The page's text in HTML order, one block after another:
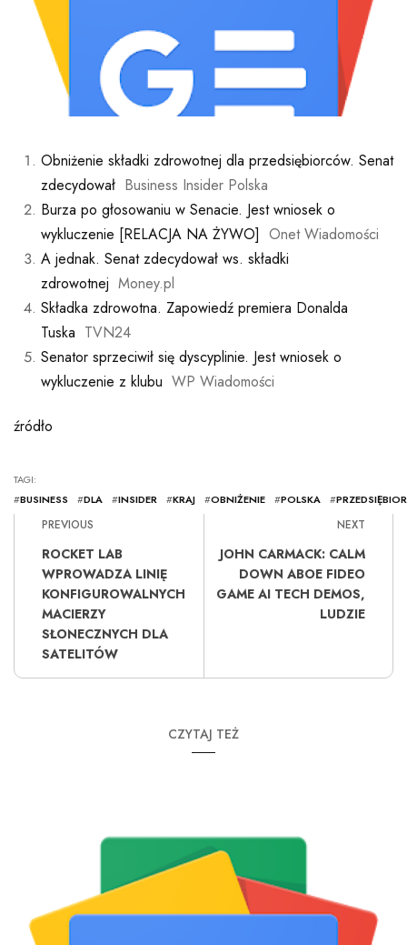
Obniżenie składki zdrowotnej dla przedsiębiorców. Senat
zdecydował Business Insider Polska
Burza po głosowaniu w Senacie. Jest wniosek o
wykluczenie [RELACJA NA ŻYWO] Onet Wiadomości
A jednak. Senat zdecydował ws. składki
zdrowotnej Money.pl
Składka zdrowotna. Zapowiedź premiera Donalda
Tuska TVN24
Senator sprzeciwił się dyscyplinie. Jest wniosek o
wykluczenie z klubu WP Wiadomości
źródło
TAGI:
#BUSINESS #DLA #INSIDER #KRAJ #OBNIŻENIE #POLSKA #
PREVIOUS
ROCKET LAB
WPROWADZA LINIĘ
KONFIGUROWALNYCH
MACIERZY
SŁONECZNYCH DLA
SATELITÓW
NEXT
JOHN CARMACK: CALM
DOWN ABOE FIDEO
GAME AI TECH DEMOS,
LUDZIE
CZYTAJ TEŻ